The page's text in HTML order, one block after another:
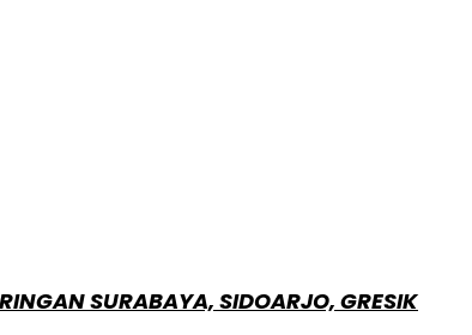
SURABAYA, SIDOARJO, GRESIK